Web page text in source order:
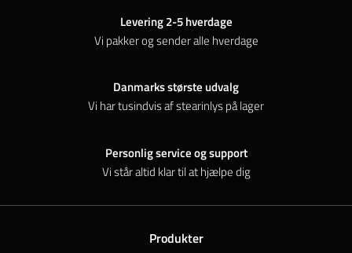
varesiden
Levering 2-5 hverdage
Vi pakker og sender alle hverdage
Danmarks største udvalg
Vi har tusindvis af stearinlys på lager
Personlig service og support
Vi står altid klar til at hjælpe dig
Produkter